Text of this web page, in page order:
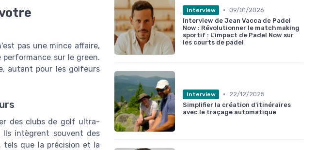
pas une mince affaire,
sur le green.
autant pour les golfeurs
des clubs de golf ultra-
Ils intègrent souvent des
que la précision et la
Interview • 09/01/2026
Interview de Jean Vacca de Padel
Now : Révolutionner le matchmaking
sportif : L'impact de Padel Now sur
les courts de padel
Interview •
22/12/2025
Simplifier la création d'itinéraires
avec le traçage automatique